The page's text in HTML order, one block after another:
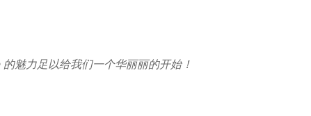
魅力足以给我们一个华丽丽的开始！